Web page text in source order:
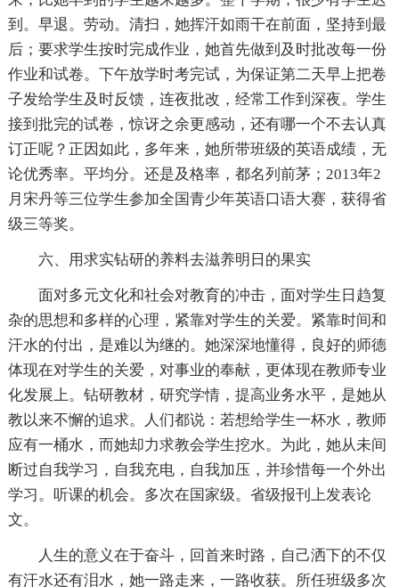
到。早退。劳动。清扫，她挥汗如雨干在前面，坚持到最
后；要求学生按时完成作业，她首先做到及时批改每一份
作业和试卷。下午放学时考完试，为保证第二天早上把卷
子发给学生及时反馈，连夜批改，经常工作到深夜。学生
接到批完的试卷，惊讶之余更感动，还有哪一个不去认真
订正呢？正因如此，多年来，她所带班级的英语成绩，无
论优秀率。平均分。还是及格率，都名列前茅；2013年2
月宋丹等三位学生参加全国青少年英语口语大赛，获得省
级三等奖。
六、用求实钻研的养料去滋养明日的果实
面对多元文化和社会对教育的冲击，面对学生日趋复
杂的思想和多样的心理，紧靠对学生的关爱。紧靠时间和
汗水的付出，是难以为继的。她深深地懂得，良好的师德
体现在对学生的关爱，对事业的奉献，更体现在教师专业
化发展上。钻研教材，研究学情，提高业务水平，是她从
教以来不懈的追求。人们都说：若想给学生一杯水，教师
应有一桶水，而她却力求教会学生挖水。为此，她从未间
断过自我学习，自我充电，自我加压，并珍惜每一个外出
学习。听课的机会。多次在国家级。省级报刊上发表论
文。
人生的意义在于奋斗，回首来时路，自己洒下的不仅
有汗水还有泪水，她一路走来，一路收获。所任班级多次